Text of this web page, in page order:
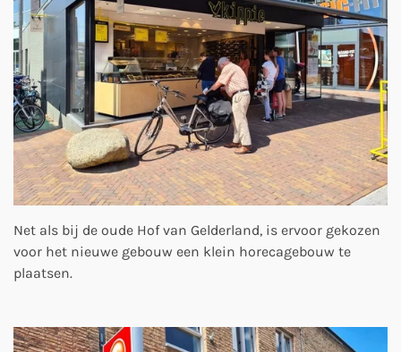
Net als bij de oude Hof van Gelderland, is ervoor gekozen
voor het nieuwe gebouw een klein horecagebouw te
plaatsen.